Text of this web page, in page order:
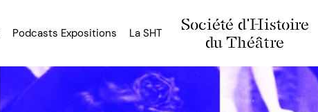
Société d'Histoire
du Théâtre
Podcasts Expositions La SHT